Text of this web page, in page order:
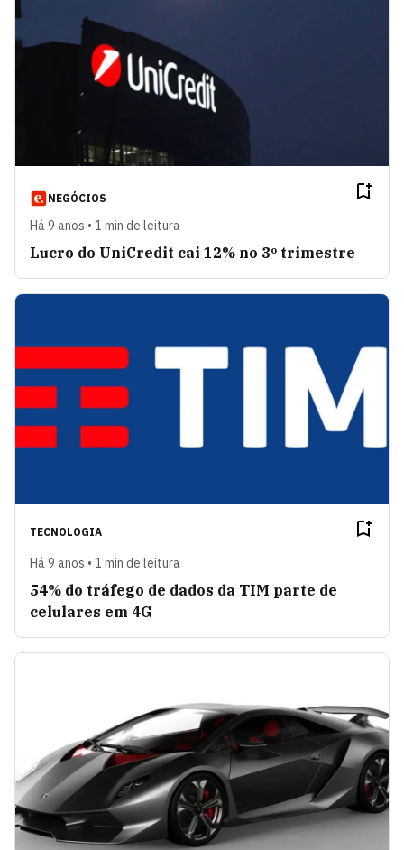
NEGÓCIOS
Há 9 anos • 1 min de leitura
Lucro do UniCredit cai 12% no 3º trimestre
TECNOLOGIA
Há 9 anos • 1 min de leitura
54% do tráfego de dados da TIM parte de
celulares em 4G